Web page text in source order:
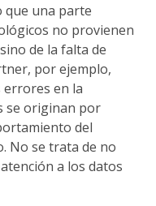
que una parte
no provienen
de la falta de
por ejemplo,
errores en la
se originan por
del
No se trata de no
a los datos